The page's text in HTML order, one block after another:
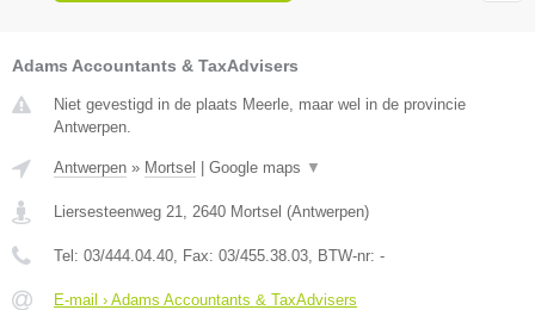
Adams Accountants & TaxAdvisers
Niet gevestigd in de plaats Meerle, maar wel in de provincie
Antwerpen.
Antwerpen » Mortsel Google maps ▼
Liersesteenweg 21 2640 Mortsel (Antwerpen)
Tel: 03/444.04.40 , Fax: 03/455.38.03 , BTW-nr: -
E-mail › Adams Accountants & TaxAdvisers